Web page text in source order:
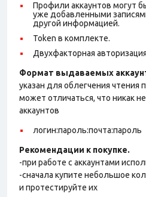
Профили аккаунтов могут
уже добавленными
другой информацией.
Token в комплекте.
Двухфакторная
Формат выдаваемых
указан для облегчения чтения
может отличаться, что никак
аккаунтов
логин:пароль:почта:пароль
Рекомендации к покупке.
-при работе с аккаунтами
-сначала купите небольшое
и протестируйте их